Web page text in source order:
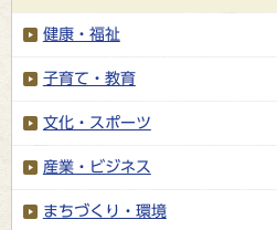
健康・福祉
子育て・教育
文化・スポーツ
産業・ビジネス
まちづくり・環境